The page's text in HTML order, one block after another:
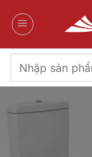
qua
Tìm
kiếm: